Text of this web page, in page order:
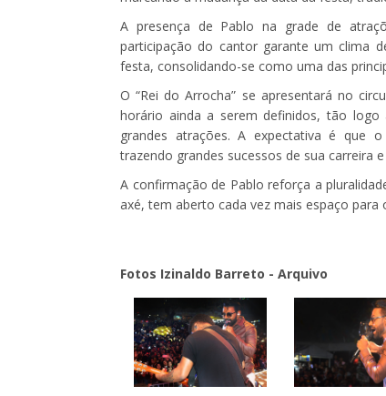
A presença de Pablo na grade de
participação do cantor garante um clima
festa, consolidando-se como uma das
O “Rei do Arrocha” se apresentará no
horário ainda a serem definidos, tão
grandes atrações. A expectativa é que
trazendo grandes sucessos de sua carreira
A confirmação de Pablo reforça a
axé, tem aberto cada vez mais espaço
Fotos Izinaldo Barreto - Arquivo